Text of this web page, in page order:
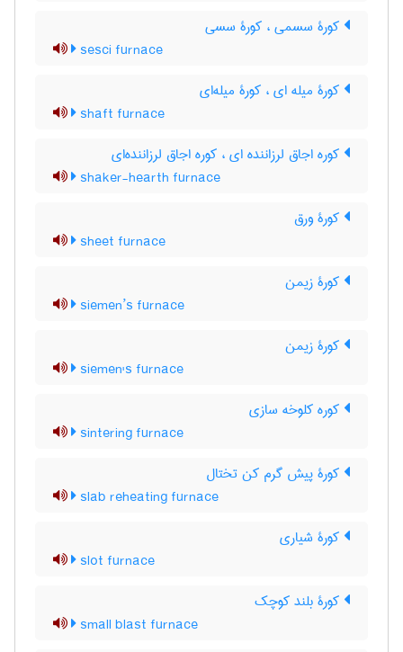
کورۀ سسمی ، کورۀ سسی
sesci furnace
کورۀ میله ای ، کورۀ میله‌ای
shaft furnace
کوره اجاق لرزاننده ای ، کوره اجاق لرزاننده‌ای
shaker-hearth furnace
کورۀ ورق
sheet furnace
کورۀ زیمن
siemen’s furnace
کورۀ زیمن
siemen's furnace
کوره کلوخه سازی
sintering furnace
کورۀ پیش گرم کن تختال
slab reheating furnace
کورۀ شیاری
slot furnace
کورۀ بلند کوچک
small blast furnace